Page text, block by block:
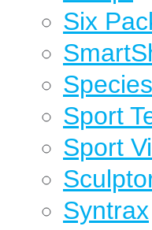
Six
Species
Sport
Sport
Syntrax